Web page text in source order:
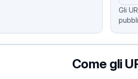
Gli
Come gli